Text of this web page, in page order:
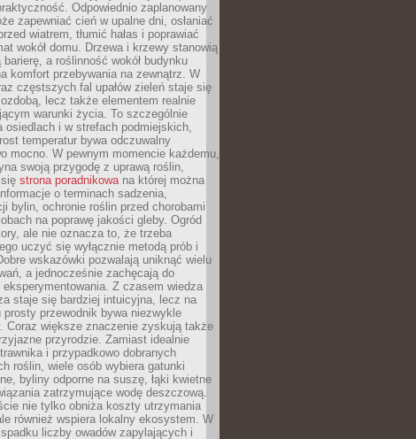
Odpowiednio zaplanowany
zapewniać cień w upalne dni, osłaniać
wiatrem, tłumić hałas i poprawiać
wokół domu. Drzewa i krzewy stanowią
barierę, a roślinność wokół budynku
komfort przebywania na zewnątrz. W
częstszych fal upałów zieleń staje się
lecz także elementem realnie
warunki życia. To szczególnie
osiedlach i w strefach podmiejskich,
temperatur bywa odczuwalny
mocno. W pewnym momencie każdemu,
swoją przygodę z uprawą roślin,
strona poradnikowana której można
o terminach sadzenia,
bylin, ochronie roślin przed chorobami
na poprawę jakości gleby. Ogród
ale nie oznacza to, że trzeba
uczyć się wyłącznie metodą prób i
wskazówki pozwalają uniknąć wielu
a jednocześnie zachęcają do
eksperymentowania. Z czasem wiedza
staje się bardziej intuicyjna, lecz na
prosty przewodnik bywa niezwykle
Coraz większe znaczenie zyskują także
przyrodzie. Zamiast idealnie
i przypadkowo dobranych
roślin, wiele osób wybiera gatunki
byliny odporne na suszę, łąki kwietne
zatrzymujące wodę deszczową.
nie tylko obniża koszty utrzymania
również wspiera lokalny ekosystem. W
liczby owadów zapylających i